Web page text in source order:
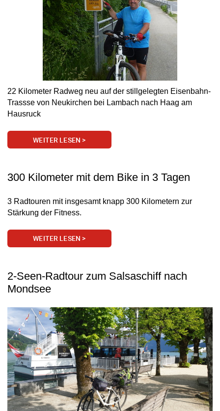
22 Kilometer Radweg neu auf der stillgelegten Eisenbahn-
Trassse von Neukirchen bei Lambach nach Haag am
Hausruck
WEITER LESEN >
300 Kilometer mit dem Bike in 3 Tagen
3 Radtouren mit insgesamt knapp 300 Kilometern zur
Stärkung der Fitness.
WEITER LESEN >
2-Seen-Radtour zum Salsaschiff nach
Mondsee